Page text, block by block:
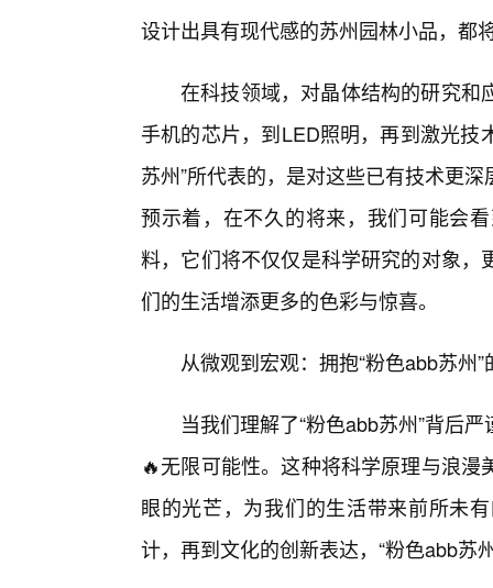
设计出具有现代感的苏州园林小品，都
在科技领域，对晶体结构的研究和
手机的芯片，到LED照明，再到激光技
苏州”所代表的，是对这些已有技术更
预示着，在不久的将来，我们可能会
料，它们将不仅仅是科学研究的对象
们的生活增添更多的色彩与惊喜。
从微观到宏观：拥抱“粉色abb苏州
当我们理解了“粉色abb苏州”背后
🔥无限可能性。这种将科学原理与浪
眼的光芒，为我们的生活带来前所未
计，再到文化的创新表达，“粉色abb苏